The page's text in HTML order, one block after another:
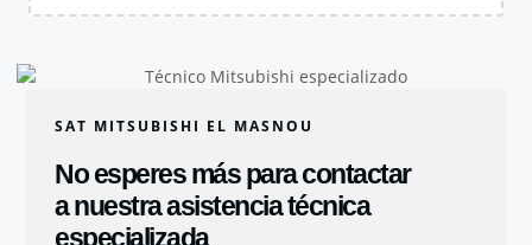
SAT MITSUBISHI EL MASNOU
No esperes más para contactar
a nuestra asistencia técnica
especializada